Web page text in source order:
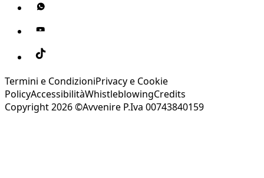
Termini e CondizioniPrivacy e Cookie
PolicyAccessibilitàWhistleblowingCredits
Copyright 2026 ©Avvenire P.Iva 00743840159